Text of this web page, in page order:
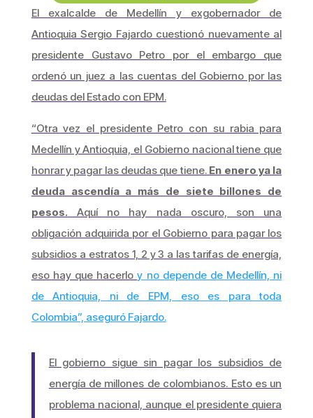
El exalcalde de Medellín y exgobernador de
Antioquia Sergio Fajardo cuestionó nuevamente al
presidente Gustavo Petro por el embargo que
ordenó un juez a las cuentas del Gobierno por las
deudas del Estado con EPM.
“Otra vez el presidente Petro con su rabia para
Medellín y Antioquia, el Gobierno nacional tiene que
honrar y pagar las deudas que tiene. En enero ya la
deuda ascendía a más de siete billones de
pesos.Aquí no hay nada oscuro, son una
obligación adquirida por el Gobierno para pagar los
subsidios a estratos 1, 2 y 3 a las tarifas de energía,
eso hay que hacerloy no depende de Medellín, ni
de Antioquia, ni de EPM, eso es para toda
Colombia”, aseguró Fajardo.
El gobierno sigue sin pagar los subsidios de
energía de millones de colombianos. Esto es un
problema nacional, aunque el presidente quiera